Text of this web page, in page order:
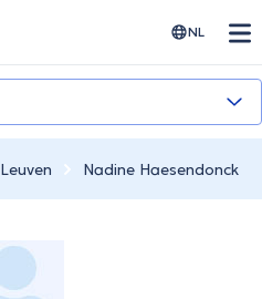
NL
Leuven Nadine Haesendonck